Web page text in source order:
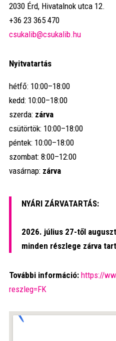
2030 Érd, Hivatalnok utca 12.
+36 23 365 470
csukalib@csukalib.hu
Nyitvatartás
hétfő: 10:00–18:00
kedd: 10:00–18:00
szerda: zárva
csütörtök: 10:00–18:00
péntek: 10:00–18:00
szombat: 8:00–12:00
vasárnap: zárva
NYÁRI ZÁRVATARTÁS:
2026. július 27-től
minden részlege zárva
További információ: https://
reszleg=FK